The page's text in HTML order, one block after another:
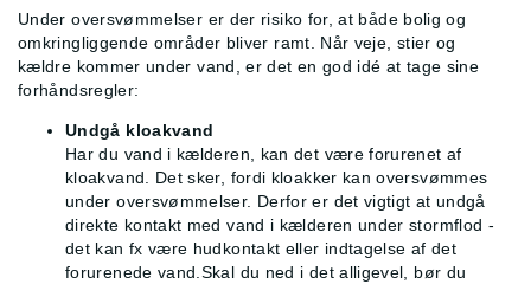
Under oversvømmelser er der risiko for, at både bolig og
omkringliggende områder bliver ramt. Når veje, stier og
kældre kommer under vand, er det en god idé at tage sine
forhåndsregler:
Undgå kloakvand
Har du vand i kælderen, kan det være forurenet af
kloakvand. Det sker, fordi kloakker kan oversvømmes
under oversvømmelser. Derfor er det vigtigt at undgå
direkte kontakt med vand i kælderen under stormflod -
det kan fx være hudkontakt eller indtagelse af det
forurenede vand.Skal du ned i det alligevel, bør du